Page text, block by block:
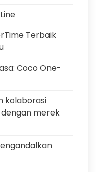
Terbaik
Coco One-
kolaborasi
merek